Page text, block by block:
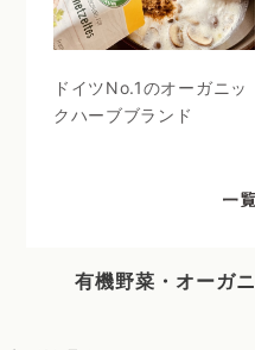
ドイツNo.1のオーガニッ
クハーブブランド
有機野菜・オーガ